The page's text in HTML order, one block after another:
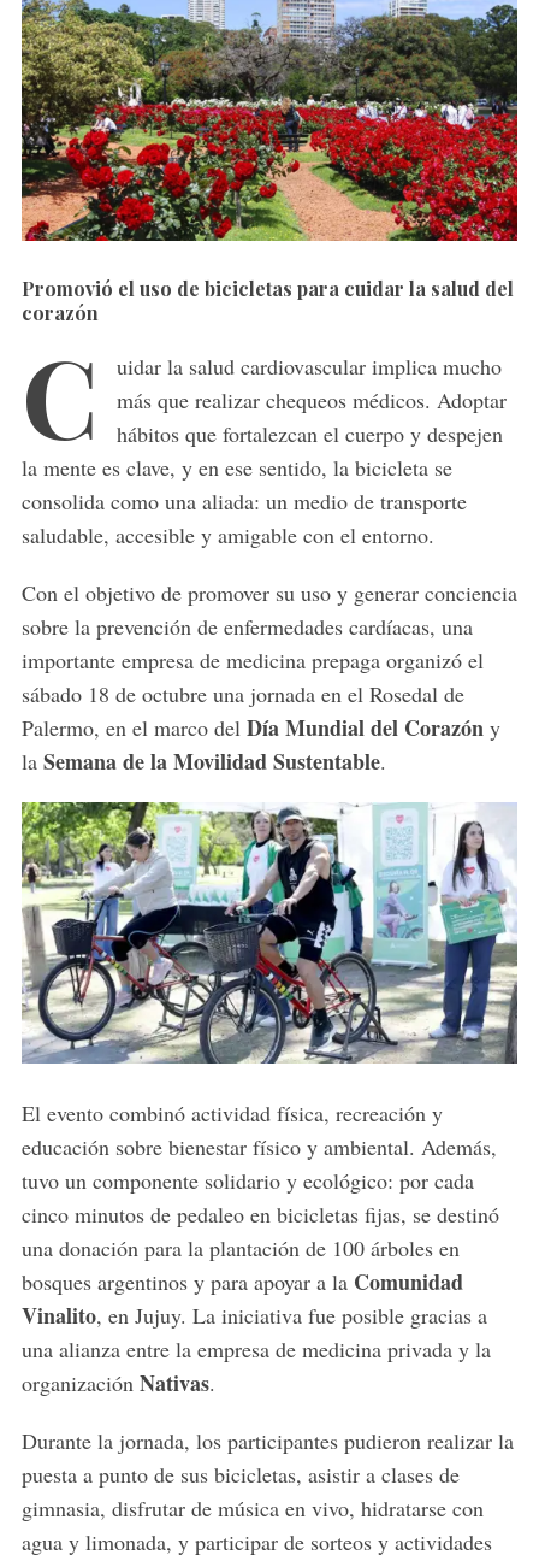
Promovió el uso de bicicletas para cuidar la salud del
corazón
C
uidar la salud cardiovascular implica mucho
más que realizar chequeos médicos. Adoptar
hábitos que fortalezcan el cuerpo y despejen
la mente es clave, y en ese sentido, la bicicleta se
consolida como una aliada: un medio de transporte
saludable, accesible y amigable con el entorno.
Con el objetivo de promover su uso y generar conciencia
sobre la prevención de enfermedades cardíacas, una
importante empresa de medicina prepaga organizó el
sábado 18 de octubre una jornada en el Rosedal de
Palermo, en el marco del Día Mundial del Corazóny
la Semana de la Movilidad Sustentable.
El evento combinó actividad física, recreación y
educación sobre bienestar físico y ambiental. Además,
tuvo un componente solidario y ecológico: por cada
cinco minutos de pedaleo en bicicletas fijas, se destinó
una donación para la plantación de 100 árboles en
bosques argentinos y para apoyar a la Comunidad
Vinalito, en Jujuy. La iniciativa fue posible gracias a
una alianza entre la empresa de medicina privada y la
organización Nativas.
Durante la jornada, los participantes pudieron realizar la
puesta a punto de sus bicicletas, asistir a clases de
gimnasia, disfrutar de música en vivo, hidratarse con
agua y limonada, y participar de sorteos y actividades